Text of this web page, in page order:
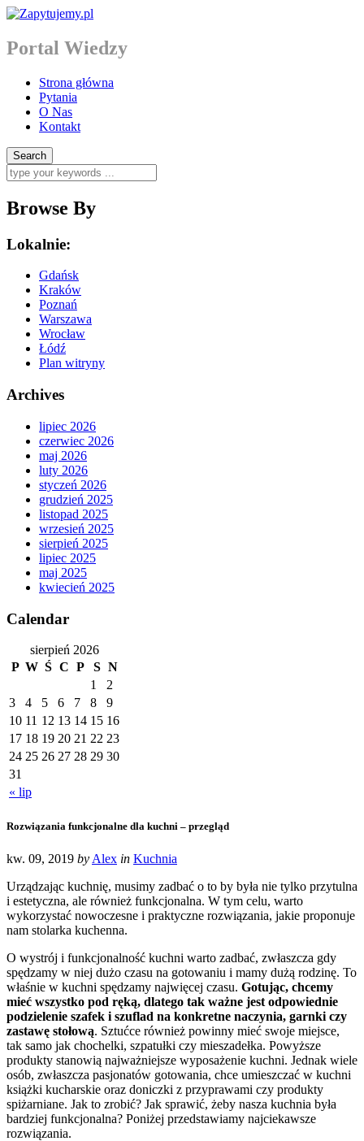
Portal Wiedzy
Strona główna
Pytania
O Nas
Kontakt
Browse By
Lokalnie:
Gdańsk
Kraków
Poznań
Warszawa
Wrocław
Łódź
Plan witryny
Archives
lipiec 2026
czerwiec 2026
maj 2026
luty 2026
styczeń 2026
grudzień 2025
listopad 2025
wrzesień 2025
sierpień 2025
lipiec 2025
maj 2025
kwiecień 2025
Calendar
sierpień 2026
P W Ś C P S N
« lip
1
2
3
4 5 6 7 8
9
10 11 12 13 14 15 16
17 18 19 20 21 22 23
24 25 26 27 28 29 30
31
Rozwiązania funkcjonalne dla kuchni – przegląd
kw. 09, 2019 by Alex in Kuchnia
Urządzając kuchnię, musimy zadbać o to by była nie tylko przytulna
i estetyczna, ale również funkcjonalna. W tym celu, warto
wykorzystać nowoczesne i praktyczne rozwiązania, jakie proponuje
nam stolarka kuchenna.
O wystrój i funkcjonalność kuchni warto zadbać, zwłaszcza gdy
spędzamy w niej dużo czasu na gotowaniu i mamy dużą rodzinę. To
właśnie w kuchni spędzamy najwięcej czasu. Gotując, chcemy
mieć wszystko pod ręką, dlatego tak ważne jest odpowiednie
podzielenie szafek i szuflad na konkretne naczynia, garnki czy
zastawę stołową. Sztućce również powinny mieć swoje miejsce,
tak samo jak chochelki, szpatułki czy mieszadełka. Powyższe
produkty stanowią najważniejsze wyposażenie kuchni. Jednak wiele
osób, zwłaszcza pasjonatów gotowania, chce umieszczać w kuchni
książki kucharskie oraz doniczki z przyprawami czy produkty
spiżarniane. Jak to zrobić? Jak sprawić, żeby nasza kuchnia była
bardziej funkcjonalna? Poniżej przedstawiamy najciekawsze
rozwiązania.